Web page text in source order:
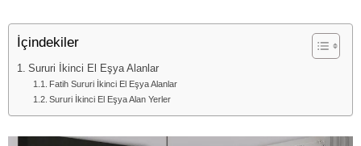
İçindekiler
Sururi İkinci El Eşya Alanlar
Fatih Sururi İkinci El Eşya Alanlar
Sururi İkinci El Eşya Alan Yerler